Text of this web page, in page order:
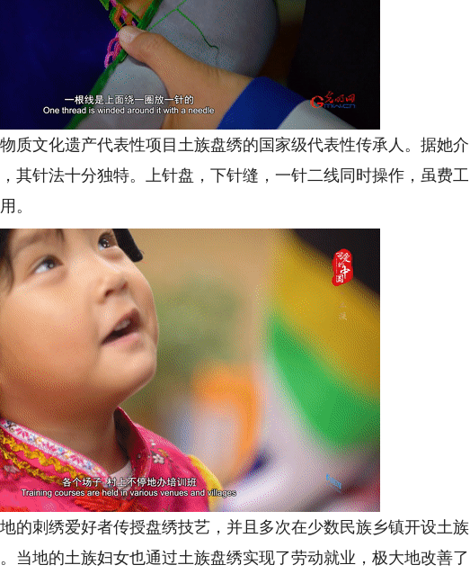
质文化遗产代表性项目土族盘绣的国家级代表性传承人 。据她介
其针法十分独特。上针盘，下针缝，一针二线同时操作，虽费工
。
刺绣爱好者传授盘绣技艺，并且多次在少数民族乡镇开设土族
当地的土族妇女也通过土族盘绣实现了劳动就业，极大地改善了